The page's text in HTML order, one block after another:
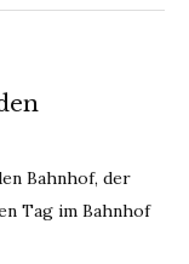
Bahnhof, der
Tag im Bahnhof